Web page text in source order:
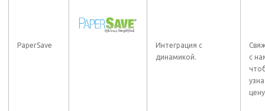
PaperSave
Интеграция с
динамикой.
с